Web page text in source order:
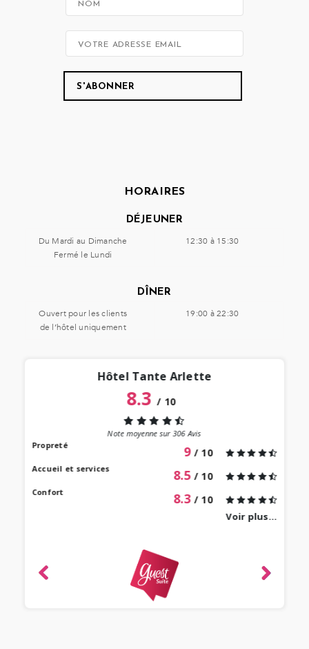
HORAIRES
DÉJEUNER
Du Mardi au Dimanche
Fermé le Lundi
12:30 à 15:30
DÎNER
Ouvert pour les clients
de l’hôtel uniquement
19:00 à 22:30
Hôtel Tante Arlette
8.3/ 10
Note moyenne sur 306Avis
Propreté
9 / 10
Accueil et services 8.5 / 10
Confort 8.3 / 10
Voir plus...